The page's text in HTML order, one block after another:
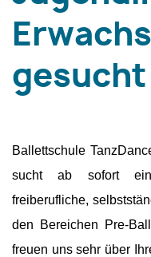
gesucht
Ballettschule
sucht ab sofort
freiberufliche,
den Bereichen Pre-
freuen uns sehr über